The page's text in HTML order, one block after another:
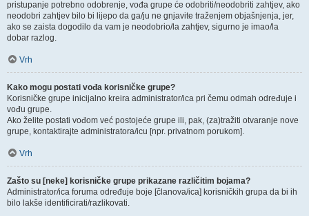
pristupanje potrebno odobrenje, vođa grupe će odobriti/neodobriti zahtjev, ako
neodobri zahtjev bilo bi lijepo da ga/ju ne gnjavite traženjem objašnjenja, jer,
ako se zaista dogodilo da vam je neodobrio/la zahtjev, sigurno je imao/la
dobar razlog.
Vrh
Kako mogu postati vođa korisničke grupe?
Korisničke grupe inicijalno kreira administrator/ica pri čemu odmah određuje i
vođu grupe.
Ako želite postati vođom već postojeće grupe ili, pak, (za)tražiti otvaranje nove
grupe, kontaktirajte administratora/icu [npr. privatnom porukom].
Vrh
Zašto su [neke] korisničke grupe prikazane različitim bojama?
Administrator/ica foruma određuje boje [članova/ica] korisničkih grupa da bi ih
bilo lakše identificirati/razlikovati.